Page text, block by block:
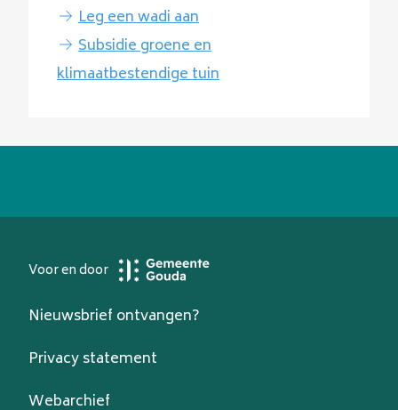
Leg een wadi aan
Subsidie groene en
klimaatbestendige tuin
Voor en door
Nieuwsbrief ontvangen?
Privacy statement
Webarchief